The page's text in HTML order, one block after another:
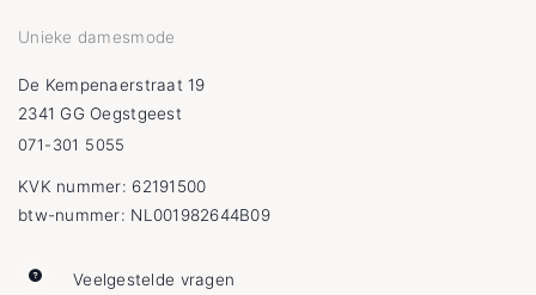
Unieke damesmode
De Kempenaerstraat 19
2341 GG Oegstgeest
071-301 5055
KVK nummer: 62191500
btw-nummer: NL001982644B09
Veelgestelde vragen